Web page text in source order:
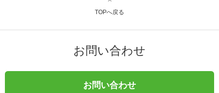
TOPへ戻る
お問い合わせ
お問い合わせ